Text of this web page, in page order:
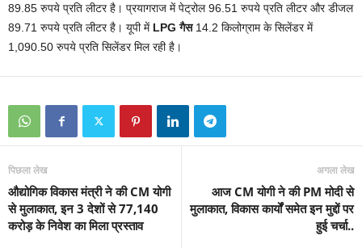
89.85 रुपये प्रति लीटर है। प्रयागराज में पेट्रोल 96.51 रुपये प्रति लीटर और डीजल
89.71 रुपये प्रति लीटर है। यूपी में LPG गैस14.2 किलोग्राम के सिलेंडर में
1,090.50 रुपये प्रति सिलेंडर मिल रही है।
पिछला लेख
औद्योगिक विकास मंत्री ने की CM योगी
से मुलाकात, इन 3 देशों से 77,140
करोड़ के निवेश का मिला प्रस्ताव
अगला लेख
आज CM योगी ने की PM मोदी से
मुलाकात, विकास कार्यों समेत इन मुद्दों पर
हुई चर्चा..